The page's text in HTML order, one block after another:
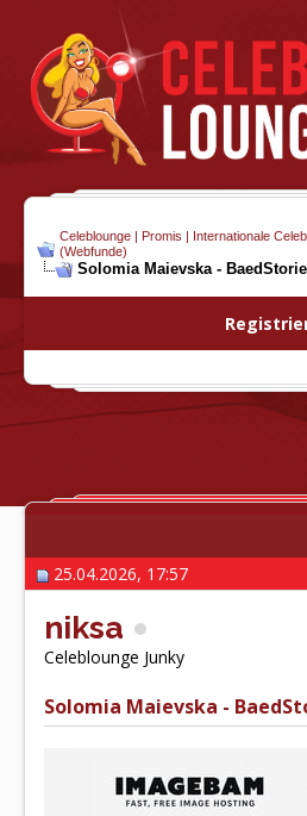
Celeblounge | Promis | Internationale
(Webfunde)
Solomia Maievska -
25.04.2026, 17:57
niksa
Celeblounge Junky
Solomia Maievska -